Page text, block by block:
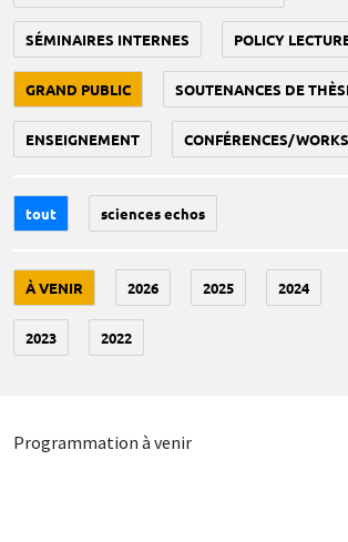
SÉMINAIRES INTERNES POLICY
GRAND PUBLIC SOUTENANCES DE
ENSEIGNEMENT CONFÉRENCES/
tout sciences echos
À VENIR 2026 2025 2024
2023 2022
Programmation à venir